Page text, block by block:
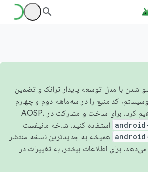
برای همسو شدن با مدل توسعه پایدار ترانک و تضمین
کد منبع را در سه‌ماهه دوم و چهارم
استفاده کنید. شاخه مانیفست
همیشه به جدیدترین نسخه منتشر
تغییرات در